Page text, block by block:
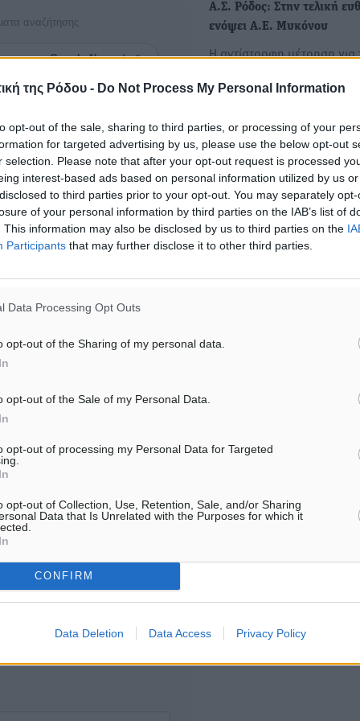
της Ρόδου - Do Not Process My Personal Information
opt-out of the sale, sharing to third parties, or processing of your
for targeted advertising by us, please use the below opt-out
selection. Please note that after your opt-out request is processed
interest-based ads based on personal information utilized by us
to third parties prior to your opt-out. You may separately
of your personal information by third parties on the IAB’s list of
This information may also be disclosed by us to third parties on the
Participants that may further disclose it to other third parties.
Data Processing Opt Outs
opt-out of the Sharing of my personal data.
opt-out of the Sale of my Personal Data.
opt-out of processing my Personal Data for Targeted
opt-out of Collection, Use, Retention, Sale, and/or Sharing
Data that Is Unrelated with the Purposes for which it
CONFIRM
Data Deletion Data Access Privacy Policy
αναζήτησης
μας στο Google News ★ ↗
Α.Σ. Ρόδος: Στην τελική
ενόψει Α.Ε. Μυκόνου
Η αντίστροφη μέτρηση για
κυριακάτικης
ΕΠΙΣΗΣ
Δουλειές μετά
στο γήπεδο,
· 16:50
ΑΘΛΗΤΙΚΆ
Φοίβος: Εν αναμονή του
Λαζίδη
Η Δημοκρατική δεν υιοθετεί
όποια σχόλια θεωρούμε
Χρήστες που δεν τηρούν
του σχολίου.
Υπενθύμιση:
είδησης από άλλες
συνδέσμου παραπομπής